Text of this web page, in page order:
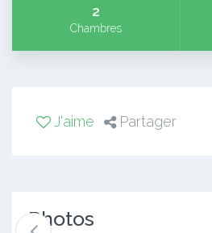
2
Chambres
J'aime Partager
Photos